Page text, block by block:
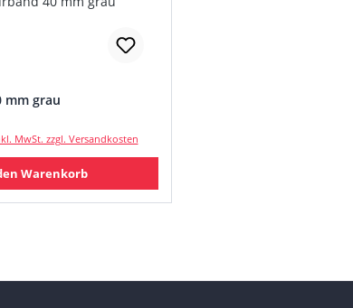
mm grau
MwSt. zzgl. Versandkosten
Warenkorb